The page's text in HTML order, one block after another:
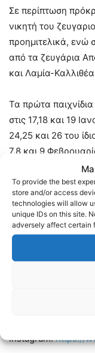
To provide the best
store and/or access
technologies will allow
unique IDs on this site.
adversely affect certain
Σε περίπτωση
νικητή του
προημιτελικά, ενώ
από τα ζευγάρια
και Λαμία-
Τα πρώτα
στις 17,18 και 19
24,25 και 26 του
7,8 και 9
Ακολουθήστε τους
Facebook:https://
Twitter:https://
Instagram:https://